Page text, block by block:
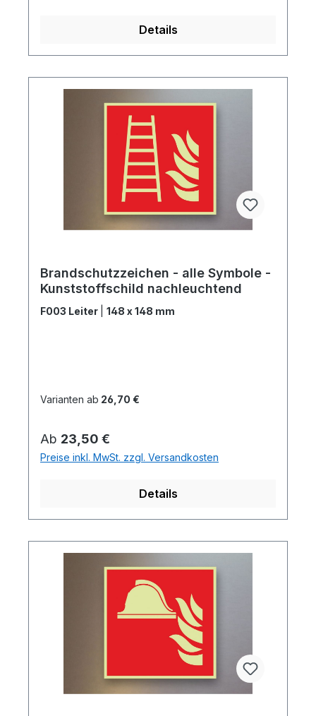
Details
Brandschutzzeichen - alle Symbole -
Kunststoffschild nachleuchtend
F003 Leiter 148 x 148 mm
Varianten ab 26,70 €
Regulärer Preis:
Ab 23,50 €
Preise inkl. MwSt. zzgl. Versandkosten
Details